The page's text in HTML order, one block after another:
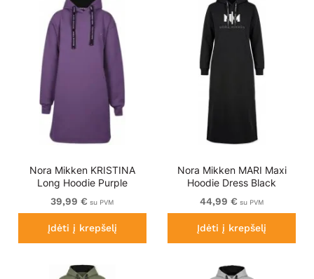
Nora Mikken KRISTINA
Long Hoodie Purple
39,99 € su PVM
Įdėti į krepšelį
Nora Mikken MARI Maxi
Hoodie Dress Black
44,99 € su PVM
Įdėti į krepšelį